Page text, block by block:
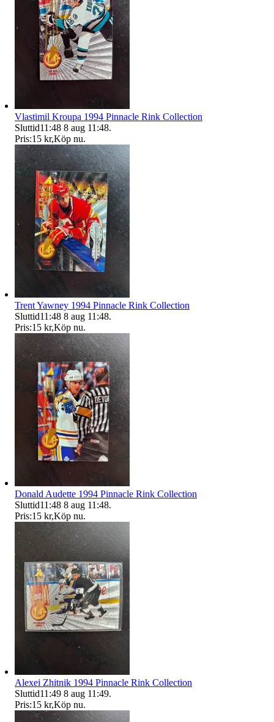
Vlastimil Kroupa 1994 Pinnacle Rink Collection
Sluttid11:48 8 aug 11:48.
Pris:15 kr,Köp nu.
Trent Yawney 1994 Pinnacle Rink Collection
Sluttid11:48 8 aug 11:48.
Pris:15 kr,Köp nu.
Donald Audette 1994 Pinnacle Rink Collection
Sluttid11:48 8 aug 11:48.
Pris:15 kr,Köp nu.
Alexei Zhitnik 1994 Pinnacle Rink Collection
Sluttid11:49 8 aug 11:49.
Pris:15 kr,Köp nu.